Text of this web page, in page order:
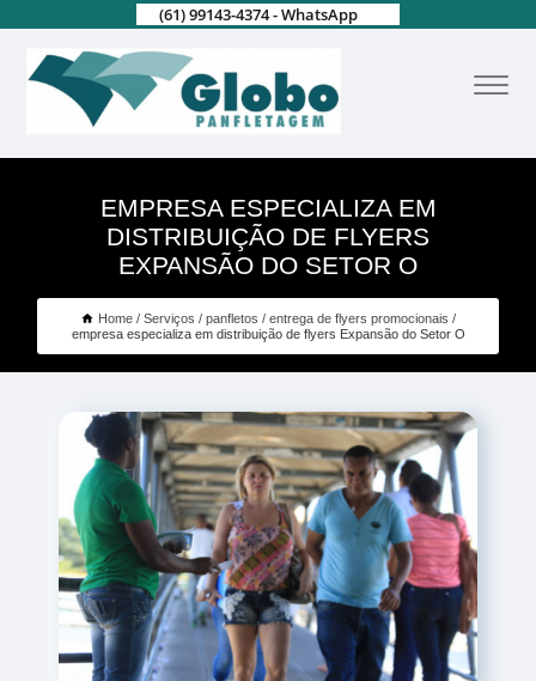
(61) 99143-4374 - WhatsApp
EMPRESA ESPECIALIZA EM
DISTRIBUIÇÃO DE FLYERS
EXPANSÃO DO SETOR O
Home Serviços panfletos
entrega de flyers promocionais
empresa especializa em distribuição de flyers Expansão do Setor O